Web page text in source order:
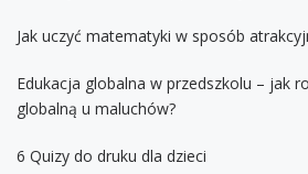
Jak uczyć matematyki w sposób
Edukacja globalna w przedszkolu – jak
globalną u maluchów?
6 Quizy do druku dla dzieci